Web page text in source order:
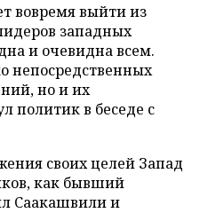
вовремя выйти из
западных
и очевидна всем.
непосредственных
но и их
политик в беседе с
своих целей Запад
как бывший
Саакашвили и